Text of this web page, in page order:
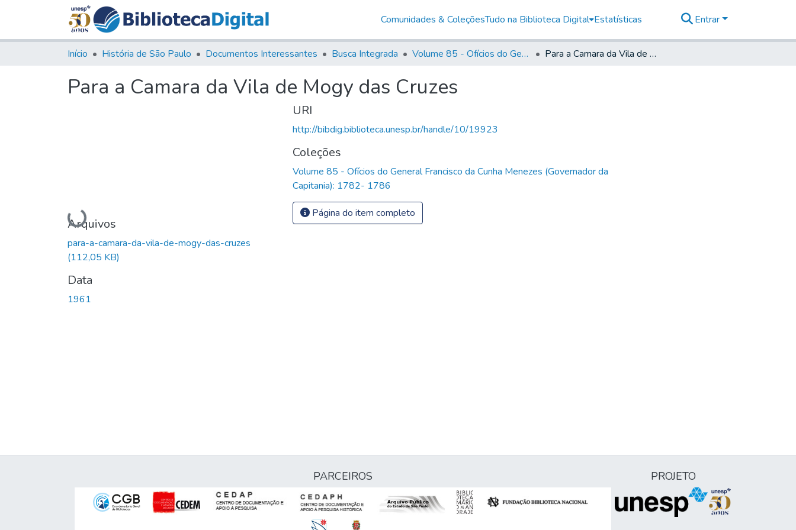
Comunidades & ColeçõesTudo na Biblioteca Digital Estatísticas Entrar
Início História de São Paulo Documentos Interessantes Busca Integrada Volume 85 - Ofícios do General Francisco da Cunha Menezes (Governador da Capitania): 1782- 1786 Para a Camara da Vila de Mogy das Cruzes
Para a Camara da Vila de Mogy das Cruzes
Carregando...
Arquivos
para-a-camara-da-vila-de-mogy-das-cruzes
(112,05 KB)
Data
1961
URI
http://bibdig.biblioteca.unesp.br/handle/10/19923
Coleções
Volume 85 - Ofícios do General Francisco da Cunha Menezes (Governador da
Capitania): 1782- 1786
Página do item completo
PARCEIROS PROJETO